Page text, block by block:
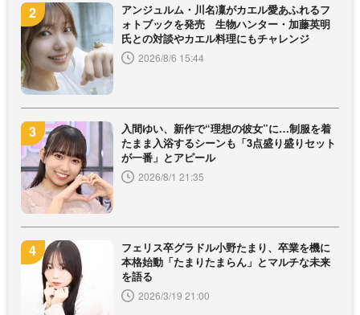
アンジュルム・川名凜がカエル愛あふれるフ
ォトブックを発売 生物ハンター・加藤英明
氏との対談やカエル料理にもチャレンジ
2026/8/6 15:44
入間ゆい、新作で“理想の彼女”に…制服を着
たまま入浴するシーンも「3点盛り盛りセット
が一番」とアピール
2026/8/1 21:35
フェリス卒グラドル小野たまり、卒業を機に
本格始動「たまりたまらん」とマルチな未来
を語る
2026/3/19 21:00